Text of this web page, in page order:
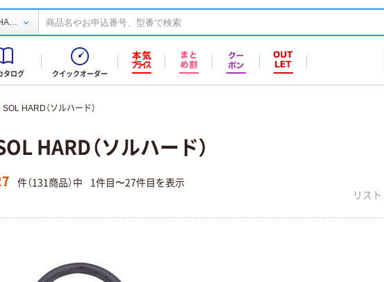
...
タログ クイックオーダー
SOL HARD（ソルハード）
HARD（ソルハード）
件（131商品）中 1件目〜27件目を表示
リスト